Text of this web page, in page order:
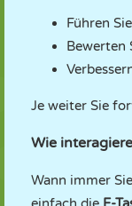
Führen
Bewerten
Je weiter Sie
Wie
Wann immer